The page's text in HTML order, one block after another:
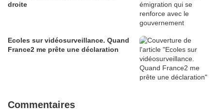
droite
Ecoles sur vidéosurveillance. Quand
France2 me prête une déclaration
Commentaires